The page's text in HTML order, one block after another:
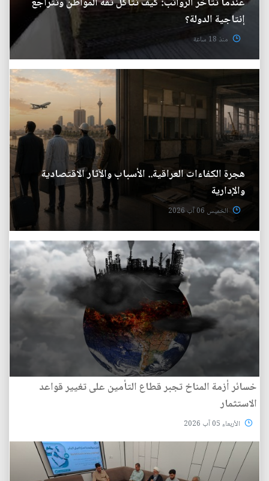
إنتاجية الدولة؟
منذ 18 ساعة
هجرة الكفاءات العراقية.. الأسباب والآثار الاقتصادية
والإدارية
الخميس 06 آب 2026
خسائر أزمة المناخ تجبر قطاع التأمين على تغيير قواعد
الاستثمار
الأربعاء 05 آب 2026